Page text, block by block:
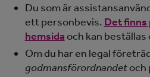
Du som är
ett personbevis. Det finns
hemsidaoch kan
Om du har en legal
godmansförordnandetoch